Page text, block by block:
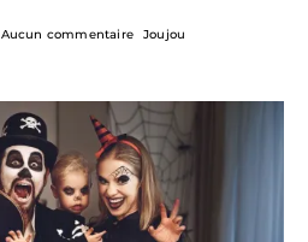
Aucun commentaire Joujou